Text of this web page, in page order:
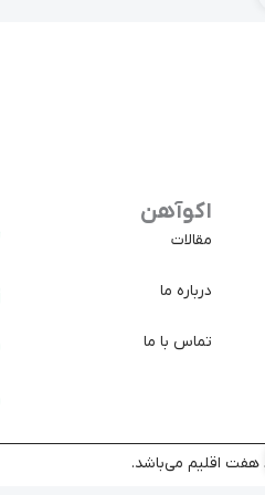
اکوآهن
مقالات
درباره ما
تماس با ما
هفت اقلیم می‌باشد.